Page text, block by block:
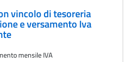
vincolo di tesoreria
e versamento Iva
mensile IVA